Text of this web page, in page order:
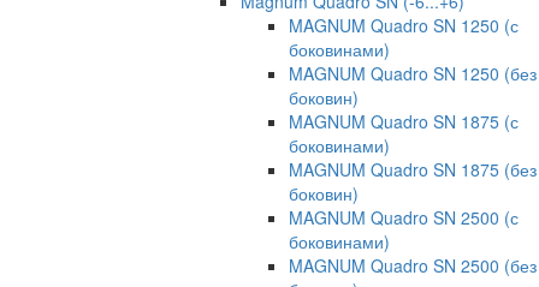
MAGNUM Quadro SN 1250 (с
боковинами)
MAGNUM Quadro SN 1250 (без
боковин)
MAGNUM Quadro SN 1875 (с
боковинами)
MAGNUM Quadro SN 1875 (без
боковин)
MAGNUM Quadro SN 2500 (с
боковинами)
MAGNUM Quadro SN 2500 (без